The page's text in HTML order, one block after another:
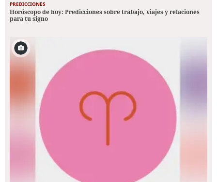
PREDICCIONES
Horóscopo de hoy: Predicciones sobre trabajo, viajes y relaciones
para tu signo